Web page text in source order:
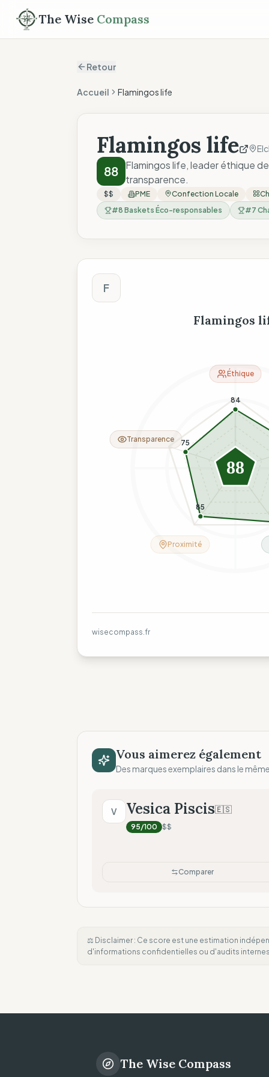
The Wise Compass
Retour
Accueil Flamingos life
Flamingos life
88
Flamingos life, leader éthique
transparence.
$$ PME Confection Locale
#8 Baskets Éco-responsables #7
Score The Wise
F
Flamingos
84
85
75
88
Éthique
Proximité
Transparence
wisecompass.fr
Vous aimerez également
Des marques exemplaires dans le
V Vesica Piscis🇪🇸
95/100 $$
Comparer
⚖️ Disclaimer : Ce score est une estimation
d'informations confidentielles ou d'audits
The Wise Compass